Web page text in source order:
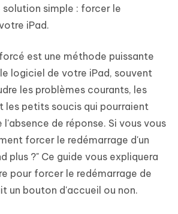
solution simple : forcer le
iPad.
est une méthode puissante
logiciel de votre iPad, souvent
les problèmes courants, les
les petits soucis qui pourraient
l'absence de réponse. Si vous vous
forcer le redémarrage d'un
plus ?" Ce guide vous expliquera
pour forcer le redémarrage de
un bouton d'accueil ou non.